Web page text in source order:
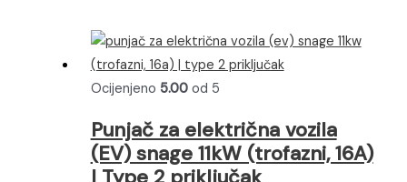
Opcije
se
mogu
na
stranici
Ocijenjeno 5.00od 5
Punjač za električna vozila
(EV) snage 11kW (trofazni, 16A)
| Type 2 priključak